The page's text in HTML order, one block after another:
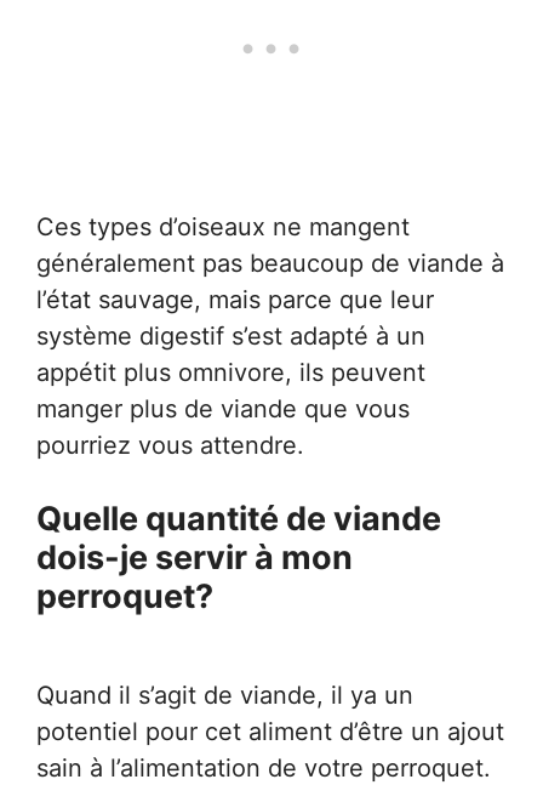
Ces types d’oiseaux ne mangent
généralement pas beaucoup de viande à
l’état sauvage, mais parce que leur
système digestif s’est adapté à un
appétit plus omnivore, ils peuvent
manger plus de viande que vous
pourriez vous attendre.
Quelle quantité de viande
dois-je servir à mon
perroquet?
Quand il s’agit de viande, il ya un
potentiel pour cet aliment d’être un ajout
sain à l’alimentation de votre perroquet.